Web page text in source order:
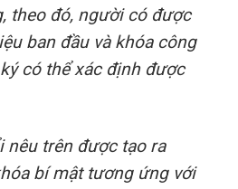
theo đó, người có được
ban đầu và khóa công
có thể xác định được
nêu trên được tạo ra
bí mật tương ứng với